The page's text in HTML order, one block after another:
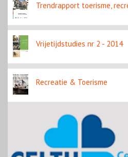
Trendrapport toerisme,
Vrijetijdstudies nr 2 - 2014
Recreatie & Toerisme